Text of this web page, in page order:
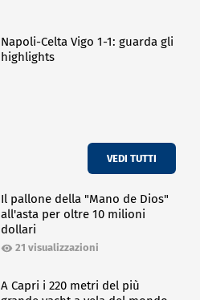
Napoli-Celta Vigo 1-1: guarda gli
highlights
VEDI TUTTI
Il pallone della "Mano de Dios"
all'asta per oltre 10 milioni
dollari
21 visualizzazioni
A Capri i 220 metri del più